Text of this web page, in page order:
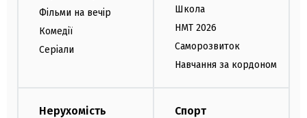
Фільми на вечір
Комедії
Серіали
Школа
НМТ 2026
Саморозвиток
Навчання за кордоном
Нерухомість Спорт